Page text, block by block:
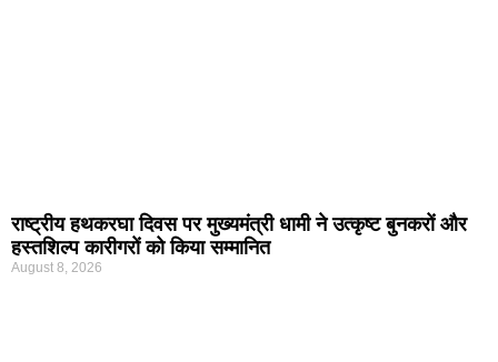
राष्ट्रीय हथकरघा दिवस पर मुख्यमंत्री धामी ने उत्कृष्ट बुनकरों और
हस्तशिल्प कारीगरों को किया सम्मानित
August 8, 2026